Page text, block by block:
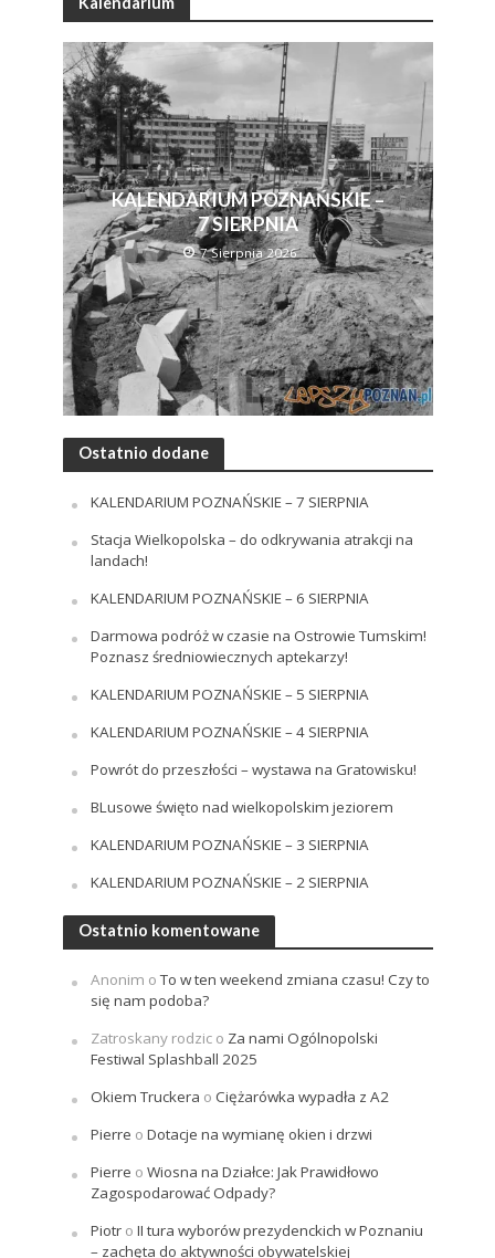
KALENDARIUM POZNAŃSKIE –
7 SIERPNIA
7 Sierpnia 2026
Ostatnio dodane
KALENDARIUM POZNAŃSKIE – 7 SIERPNIA
Stacja Wielkopolska – do odkrywania atrakcji na
landach!
KALENDARIUM POZNAŃSKIE – 6 SIERPNIA
Darmowa podróż w czasie na Ostrowie Tumskim!
Poznasz średniowiecznych aptekarzy!
KALENDARIUM POZNAŃSKIE – 5 SIERPNIA
KALENDARIUM POZNAŃSKIE – 4 SIERPNIA
Powrót do przeszłości – wystawa na Gratowisku!
BLusowe święto nad wielkopolskim jeziorem
KALENDARIUM POZNAŃSKIE – 3 SIERPNIA
KALENDARIUM POZNAŃSKIE – 2 SIERPNIA
Ostatnio komentowane
Anonim oTo w ten weekend zmiana czasu! Czy to
się nam podoba?
Zatroskany rodzico Za nami Ogólnopolski
Festiwal Splashball 2025
Okiem Truckera o Ciężarówka wypadła z A2
Pierre o Dotacje na wymianę okien i drzwi
Pierre o Wiosna na Działce: Jak Prawidłowo
Zagospodarować Odpady?
Piotro II tura wyborów prezydenckich w Poznaniu
– zachęta do aktywności obywatelskiej